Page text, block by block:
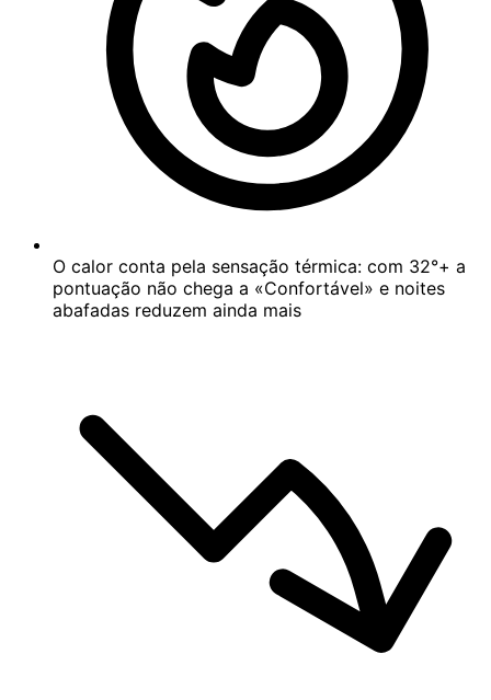
O calor conta pela sensação térmica: com 32°+ a
pontuação não chega a «Confortável» e noites
abafadas reduzem ainda mais